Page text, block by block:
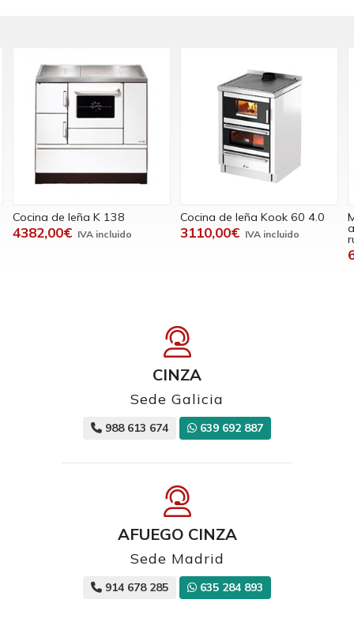
Cocina de leña Kook 60 4.0
3110,00€
Mesa de acero negro con
aparador cerrado y con
ruedas
CINZA
Sede Galicia
988 613 674 639 692 887
AFUEGO CINZA
Sede Madrid
914 678 285 635 284 893